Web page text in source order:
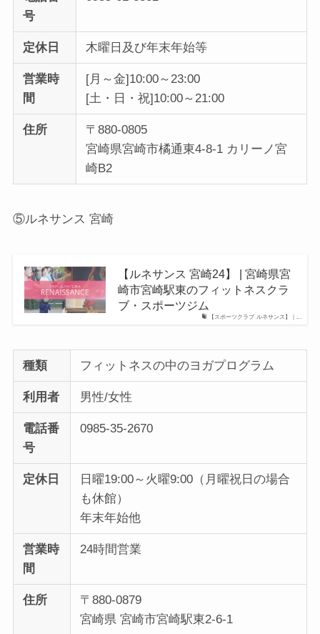
号
定休日 木曜日及び年末年始等
営業時
間
[月～金]10:00～23:00
[土・日・祝]10:00～21:00
住所
〒880-0805
宮崎県宮崎市橘通東4-8-1 カリーノ宮
崎B2
⑤ルネサンス 宮崎
【スポーツクラブ ルネサンス】｜...
【ルネサンス 宮崎24】 | 宮崎県宮
崎市宮崎駅東のフィットネスクラ
ブ・スポーツジム
種類 フィットネスの中のヨガプログラム
利用者 男性/女性
電話番
号
0985-35-2670
定休日
日曜19:00～火曜9:00（月曜祝日の場合
も休館）
年末年始他
営業時
間
24時間営業
住所
〒880-0879
宮崎県 宮崎市宮崎駅東2-6-1